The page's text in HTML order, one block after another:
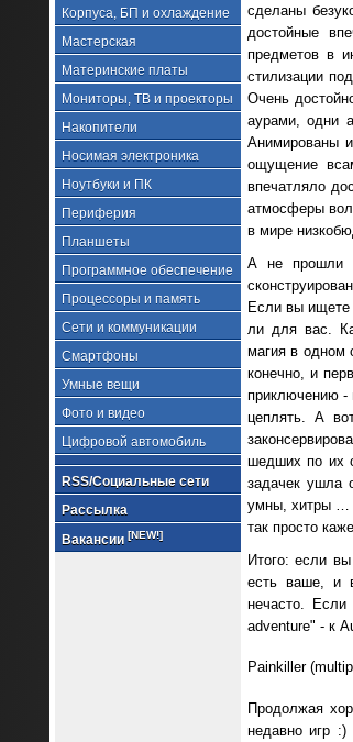
Корпуса, БП и охлаждение
Мастерская
Материнские платы
Мониторы, ТВ и проекторы
Накопители
Носимая электроника
Ноутбуки и ПК
Периферия
Планшеты
Программное обеспечение
Процессоры и память
Сети и коммуникации
Смартфоны
Умные вещи
Фото и видео
Цифровой автомобиль
RSS/Социальные сети
Рассылка
Вакансии [NEW!]
сделаны
достойные
предметов в
стилизации
Очень
аурами, одни
Анимированы
ощущение
впечатляло
атмосферы
в мире
А не прошли
Если вы ищете
ли для вас.
магия в одном
конечно, и
приключению -
цеплять. А
шедших по их
задачек ушла
умны, хитры …
так просто
Итого: если
есть ваше, и
нечасто.
adventure" - к
Painkiller
Продолжая
недавно игр :)